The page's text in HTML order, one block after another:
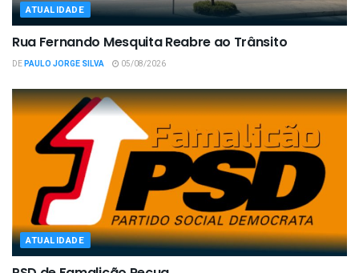
ATUALIDADE
Rua Fernando Mesquita Reabre ao Trânsito
DEPAULO JORGE SILVA 05/08/2026
ATUALIDADE